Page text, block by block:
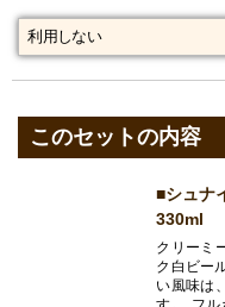
このセットの内容
■シュナ
330ml
クリーミ
ク白ビー
い風味は